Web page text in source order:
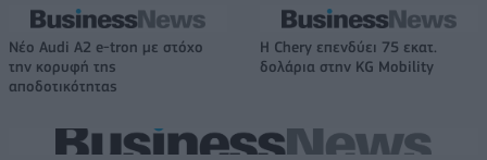
Νέο Audi A2 e-tron με στόχο
την κορυφή της
αποδοτικότητας
Η Chery επενδύει 75 εκατ.
δολάρια στην KG Mobility